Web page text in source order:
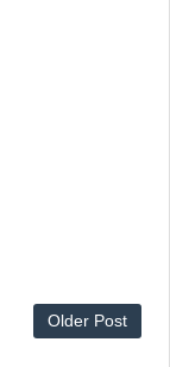
Older Post